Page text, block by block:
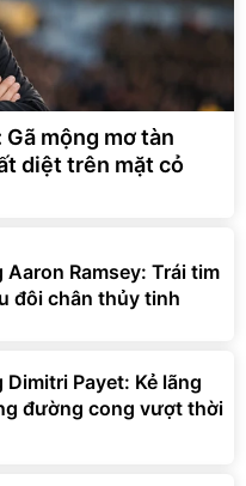
mộng mơ tàn
diệt trên mặt cỏ
Aaron Ramsey: Trái tim
đôi chân thủy tinh
Dimitri Payet: Kẻ lãng
đường cong vượt thời